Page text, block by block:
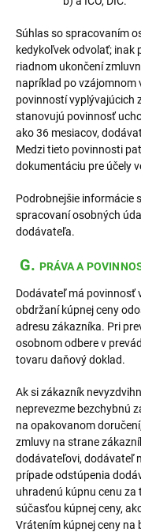
Súhlas so spracovaním
kedykoľvek odvolať; inak
riadnom ukončení
napríklad po vzájomnom
povinností vyplývajúcich
stanovujú povinnosť
ako 36 mesiacov,
Medzi tieto povinnosti
dokumentáciu pre účely
Podrobnejšie informácie
spracovaní osobných
dodávateľa.
G. PRÁVA A
Dodávateľ má povinnosť
obdržaní kúpnej ceny
adresu zákazníka. Pri
osobnom odbere v
tovaru daňový doklad.
Ak si zákazník
neprevezme bezchybnú
na opakovanom
zmluvy na strane
dodávateľovi, dodávateľ
prípade odstúpenia
uhradenú kúpnu cenu za
súčasťou kúpnej ceny,
Vrátením kúpnej ceny na